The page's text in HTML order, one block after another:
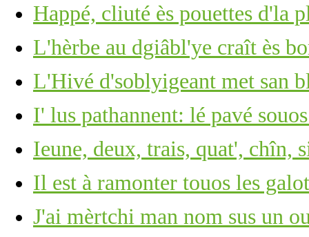
Happé, cliuté ès pouettes d'la
L'hèrbe au dgiâbl'ye craît ès
L'Hivé d'soblyigeant met san
I' lus pathannent: lé pavé
Ieune, deux, trais, quat', chîn,
Il est à ramonter touos les
J'ai mèrtchi man nom sus un